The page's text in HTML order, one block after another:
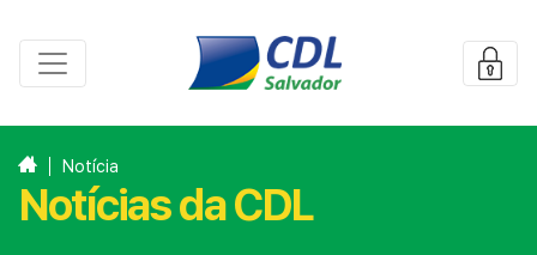
Notícia
Notícias da CDL